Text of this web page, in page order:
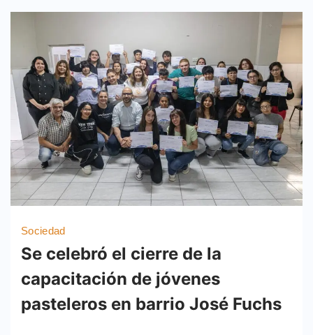
Sociedad
Se celebró el cierre de la
capacitación de jóvenes
pasteleros en barrio José Fuchs